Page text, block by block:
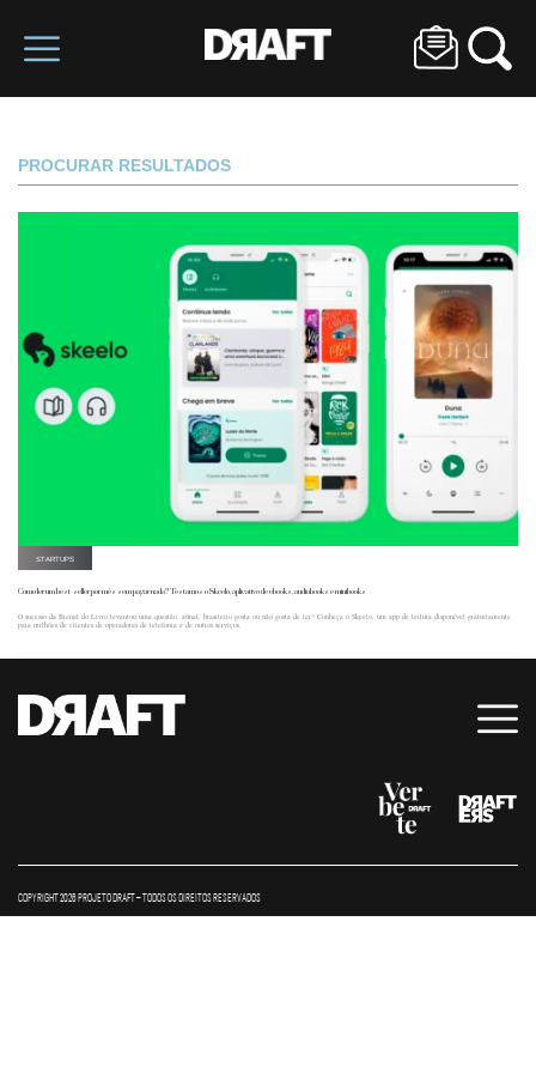
PROCURAR RESULTADOS
STARTUPS
Como ler um best-seller por mês sem pagar nada? Testamos o Skeelo, aplicativo de ebooks, audiobooks e minibooks
O sucesso da Bienal do Livro levantou uma questão: afinal, brasileiro gosta ou não gosta de ler? Conheça o Skeelo, um app de leitura disponível gratuitamente
para milhões de clientes de operadoras de telefonia e de outros serviços.
COPYRIGHT 2026 PROJETO DRAFT – TODOS OS DIREITOS RESERVADOS